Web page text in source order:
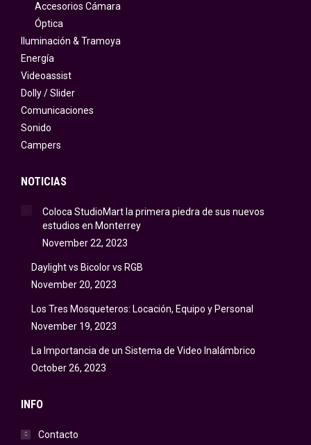
Accesorios Cámara
Óptica
Iluminación & Tramoya
Energía
Videoassist
Dolly / Slider
Comunicaciones
Sonido
Campers
NOTICIAS
Coloca StudioMart la primera piedra de sus nuevos
estudios en Monterrey
November 22, 2023
Daylight vs Bicolor vs RGB
November 20, 2023
Los Tres Mosqueteros: Locación, Equipo y Personal
November 19, 2023
La Importancia de un Sistema de Video Inalámbrico
October 26, 2023
INFO
Contacto